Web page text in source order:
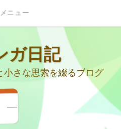
メニュー
ガ日記
さな思索を綴るブログ